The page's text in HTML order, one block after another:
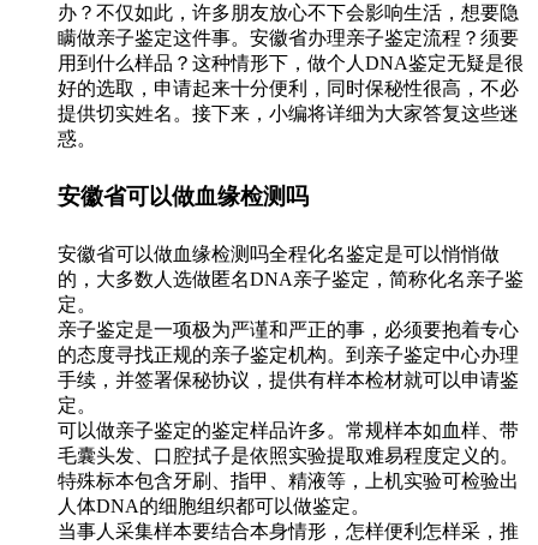
办？不仅如此，许多朋友放心不下会影响生活，想要隐
瞒做亲子鉴定这件事。安徽省办理亲子鉴定流程？须要
用到什么样品？这种情形下，做个人DNA鉴定无疑是很
好的选取，申请起来十分便利，同时保秘性很高，不必
提供切实姓名。接下来，小编将详细为大家答复这些迷
惑。
安徽省可以做血缘检测吗
安徽省可以做血缘检测吗全程化名鉴定是可以悄悄做
的，大多数人选做匿名DNA亲子鉴定，简称化名亲子鉴
定。
亲子鉴定是一项极为严谨和严正的事，必须要抱着专心
的态度寻找正规的亲子鉴定机构。到亲子鉴定中心办理
手续，并签署保秘协议，提供有样本检材就可以申请鉴
定。
可以做亲子鉴定的鉴定样品许多。常规样本如血样、带
毛囊头发、口腔拭子是依照实验提取难易程度定义的。
特殊标本包含牙刷、指甲、精液等，上机实验可检验出
人体DNA的细胞组织都可以做鉴定。
当事人采集样本要结合本身情形，怎样便利怎样采，推